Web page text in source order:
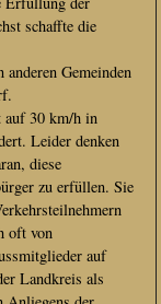
schaffte die
anderen Gemeinden
auf 30 km/h in
Leider denken
diese
zu erfüllen. Sie
oft von
auf
Landkreis als